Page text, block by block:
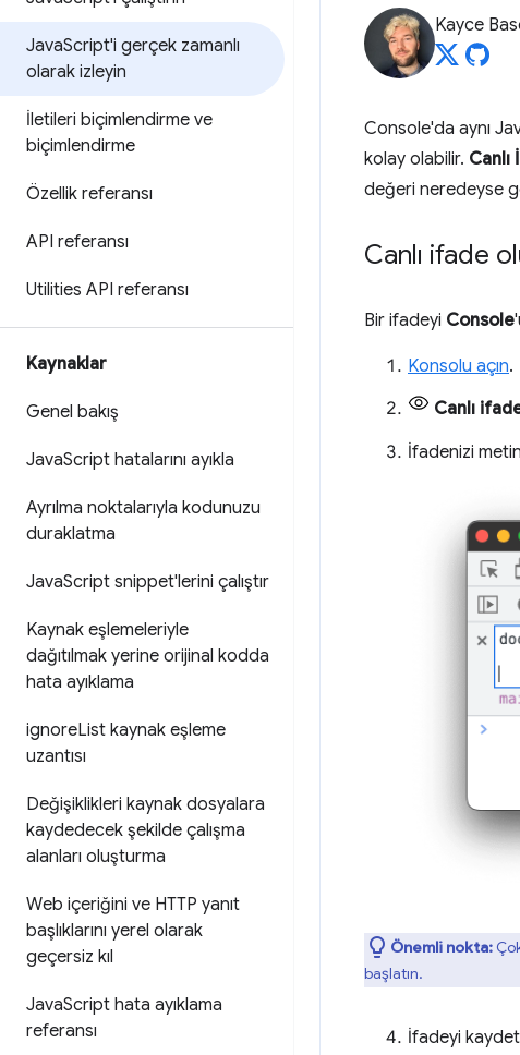
JavaScript'i gerçek zamanlı
olarak izleyin
İletileri biçimlendirme ve
biçimlendirme
Özellik referansı
API referansı
Utilities API referansı
Kaynaklar
Genel bakış
JavaScript hatalarını ayıkla
Ayrılma noktalarıyla kodunuzu
duraklatma
JavaScript snippet'lerini çalıştır
Kaynak eşlemeleriyle
dağıtılmak yerine orijinal kodda
hata ayıklama
ignoreList kaynak eşleme
uzantısı
Değişiklikleri kaynak dosyalara
kaydedecek şekilde çalışma
alanları oluşturma
Web içeriğini ve HTTP yanıt
başlıklarını yerel olarak
geçersiz kıl
JavaScript hata ayıklama
referansı
Kayce
Console'da aynı
kolay olabilir.
değeri neredeyse
Canlı ifade
Bir ifadeyi Console
Konsolu açın.
Canlı
İfadenizi
Önemli nokta:
başlatın.
İfadeyi